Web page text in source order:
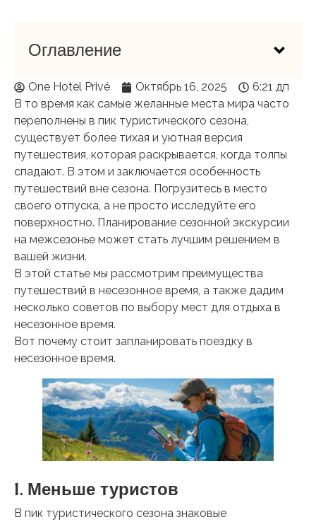
Оглавление
One Hotel Privé Октябрь 16, 2025
6:21 дп
В то время как самые желанные места мира часто
переполнены в пик туристического сезона,
существует более тихая и уютная версия
путешествия, которая раскрывается, когда толпы
спадают. В этом и заключается особенность
путешествий вне сезона. Погрузитесь в место
своего отпуска, а не просто исследуйте его
поверхностно. Планирование сезонной экскурсии
на межсезонье может стать лучшим решением в
вашей жизни.
В этой статье мы рассмотрим преимущества
путешествий в несезонное время, а также дадим
несколько советов по выбору мест для отдыха в
несезонное время.
Вот почему стоит запланировать поездку в
несезонное время.
1. Меньше туристов
В пик туристического сезона знаковые